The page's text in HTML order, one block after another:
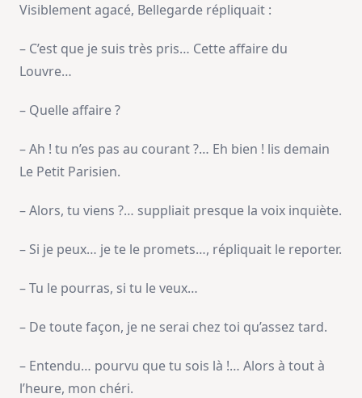
Visiblement agacé, Bellegarde répliquait :
– C’est que je suis très pris… Cette affaire du
Louvre…
– Quelle affaire ?
– Ah ! tu n’es pas au courant ?… Eh bien ! lis demain
Le Petit Parisien.
– Alors, tu viens ?… suppliait presque la voix inquiète.
– Si je peux… je te le promets…, répliquait le reporter.
– Tu le pourras, si tu le veux…
– De toute façon, je ne serai chez toi qu’assez tard.
– Entendu… pourvu que tu sois là !… Alors à tout à
l’heure, mon chéri.